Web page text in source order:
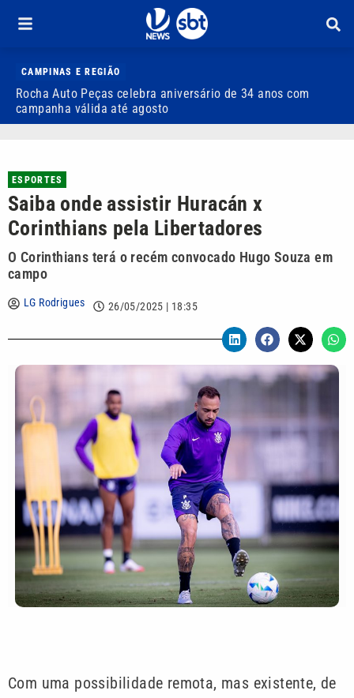
CAMPINAS E REGIÃO
Rocha Auto Peças celebra aniversário de 34 anos com
campanha válida até agosto
ESPORTES
Saiba onde assistir Huracán x
Corinthians pela Libertadores
O Corinthians terá o recém convocado Hugo Souza em
campo
LG Rodrigues 26/05/2025 | 18:35
Com uma possibilidade remota, mas existente, de